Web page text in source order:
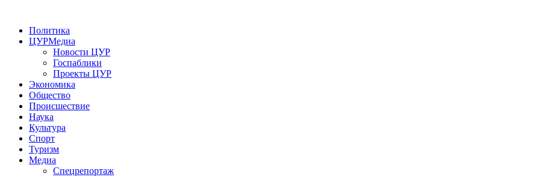
Политика
ЦУРМедиа
Новости ЦУР
Госпаблики
Проекты ЦУР
Экономика
Общество
Происшествие
Наука
Культура
Спорт
Туризм
Медиа
Спецрепортаж